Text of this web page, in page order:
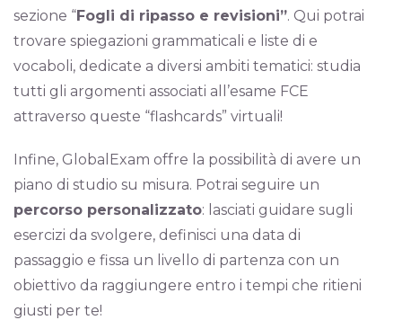
sezione “Fogli di ripasso e revisioni”. Qui potrai
trovare spiegazioni grammaticali e liste di e
vocaboli, dedicate a diversi ambiti tematici: studia
tutti gli argomenti associati all’esame FCE
attraverso queste “flashcards” virtuali!
Infine, GlobalExam offre la possibilità di avere un
piano di studio su misura. Potrai seguire un
percorso personalizzato: lasciati guidare sugli
esercizi da svolgere, definisci una data di
passaggio e fissa un livello di partenza con un
obiettivo da raggiungere entro i tempi che ritieni
giusti per te!